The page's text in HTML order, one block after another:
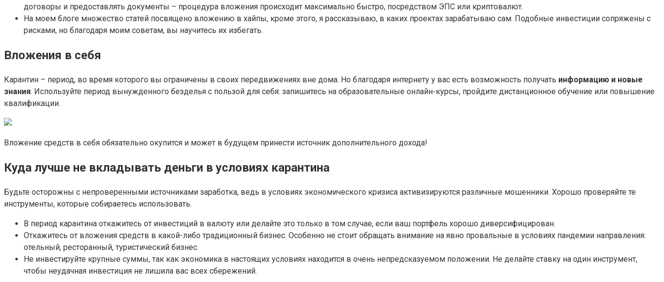
договоры и предоставлять документы – процедура вложения происходит максимально быстро, посредством ЭПС или криптовалют.
На моем блоге множество статей посвящено вложению в хайпы, кроме этого, я рассказываю, в каких проектах зарабатываю сам. Подобные инвестиции сопряжены с
рисками, но благодаря моим советам, вы научитесь их избегать.
Вложения в себя
Карантин – период, во время которого вы ограничены в своих передвижениях вне дома. Но благодаря интернету у вас есть возможность получать информацию и новые
знания. Используйте период вынужденного безделья с пользой для себя: запишитесь на образовательные онлайн-курсы, пройдите дистанционное обучение или повышение
квалификации.
Вложение средств в себя обязательно окупится и может в будущем принести источник дополнительного дохода!
Куда лучше не вкладывать деньги в условиях карантина
Будьте осторожны с непроверенными источниками заработка, ведь в условиях экономического кризиса активизируются различные мошенники. Хорошо проверяйте те
инструменты, которые собираетесь использовать.
В период карантина откажитесь от инвестиций в валюту или делайте это только в том случае, если ваш портфель хорошо диверсифицирован.
Откажитесь от вложения средств в какой-либо традиционный бизнес. Особенно не стоит обращать внимание на явно провальные в условиях пандемии направления:
отельный, ресторанный, туристический бизнес.
Не инвестируйте крупные суммы, так как экономика в настоящих условиях находится в очень непредсказуемом положении. Не делайте ставку на один инструмент,
чтобы неудачная инвестиция не лишила вас всех сбережений.